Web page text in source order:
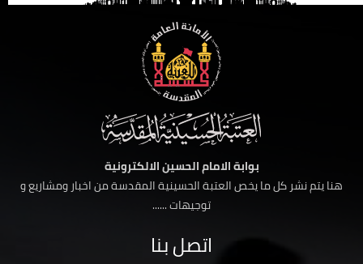
بوابة الامام الحسين الالكترونية
هنا يتم نشر كل ما يخص العتبة الحسينية المقدسة من اخبار ومشاريع و
توجيهات ......
اتصل بنا